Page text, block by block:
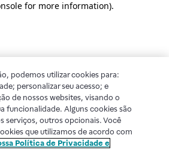
for more information).
podemos utilizar cookies para:
personalizar seu acesso; e
de nossos websites, visando o
funcionalidade. Alguns cookies são
serviços, outros opcionais. Você
que utilizamos de acordo com
Política de Privacidade e